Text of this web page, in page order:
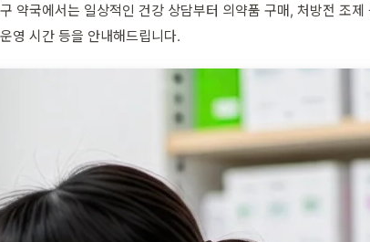
약국에서는 일상적인 건강 상담부터 의약품 구매, 처방전 조
영 시간 등을 안내해드립니다.